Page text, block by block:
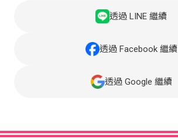
透過 LINE 繼續
透過 Facebook 繼續
透過 Google 繼續